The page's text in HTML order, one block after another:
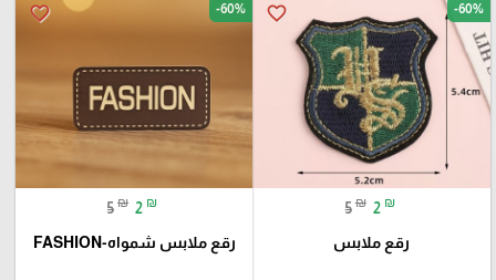
favorite_border -60%
5 ₪ 2 ₪
رقع ملابس
favorite_border -60%
5 ₪ 2 ₪
رقع ملابس شمواه-FASHION